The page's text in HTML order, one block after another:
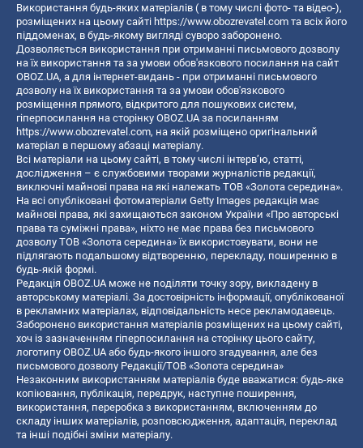
Використання будь-яких матеріалів ( в тому числі фото- та відео-),
розміщених на цьому сайті https://www.obozrevatel.com та всіх його
піддоменах, в будь-якому вигляді суворо заборонено.
Дозволяється використання при отриманні письмового дозволу
на їх використання та за умови обов'язкового посилання на сайт
OBOZ.UA, а для інтернет-видань - при отриманні письмового
дозволу на їх використання та за умови обов'язкового
розміщення прямого, відкритого для пошукових систем,
гіперпосилання на сторінку OBOZ.UA за посиланням
https://www.obozrevatel.com, на якій розміщено оригінальний
матеріал в першому абзаці матеріалу.
Всі матеріали на цьому сайті, в тому числі інтерв’ю, статті,
дослідження – є службовими творами журналістів редакції,
виключні майнові права на які належать ТОВ «Золота середина».
На всі опубліковані фотоматеріали Getty Images редакція має
майнові права, які захищаються законом України «Про авторські
права та суміжні права», ніхто не має права без письмового
дозволу ТОВ «Золота середина» їх використовувати, вони не
підлягають подальшому відтворенню, перекладу, поширенню в
будь-якій формі.
Редакція OBOZ.UA може не поділяти точку зору, викладену в
авторському матеріалі. За достовірність інформації, опублікованої
в рекламних матеріалах, відповідальність несе рекламодавець.
Заборонено використання матеріалів розміщених на цьому сайті,
хоч із зазначенням гіперпосилання на сторінку цього сайту,
логотипу OBOZ.UA або будь-якого іншого згадування, але без
письмового дозволу Редакції/ТОВ «Золота середина»
Незаконним використанням матеріалів буде вважатися: будь-яке
копiювання, публiкацiя, передрук, наступне поширення,
використання, переробка з використанням, включенням до
складу інших матеріалів, розповсюдження, адаптація, переклад
та інші подібні зміни матеріалу.